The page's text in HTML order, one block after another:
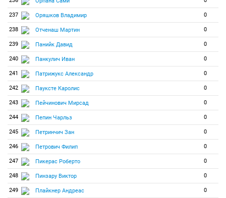
237 Оряшков Владимир 0
238 Отченаш Мартин 0
239 Панийк Давид 0
240 Панкулич Иван 0
241 Патрижукс Александр 0
242 Пауксте Каролис 0
243 Пейчинович Мирсад 0
244 Пепин Чарльз 0
245 Петринчич Зан 0
246 Петрович Филип 0
247 Пикерас Роберто 0
248 Пинзару Виктор 0
249 Плайкнер Андреас 0